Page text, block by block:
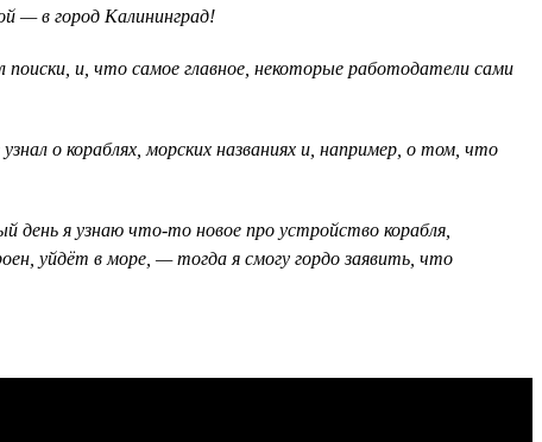
— в город Калининград!
и, что самое главное, некоторые работодатели сами
о кораблях, морских названиях и, например, о том, что
я узнаю что-то новое про устройство корабля,
уйдёт в море, — тогда я смогу гордо заявить, что